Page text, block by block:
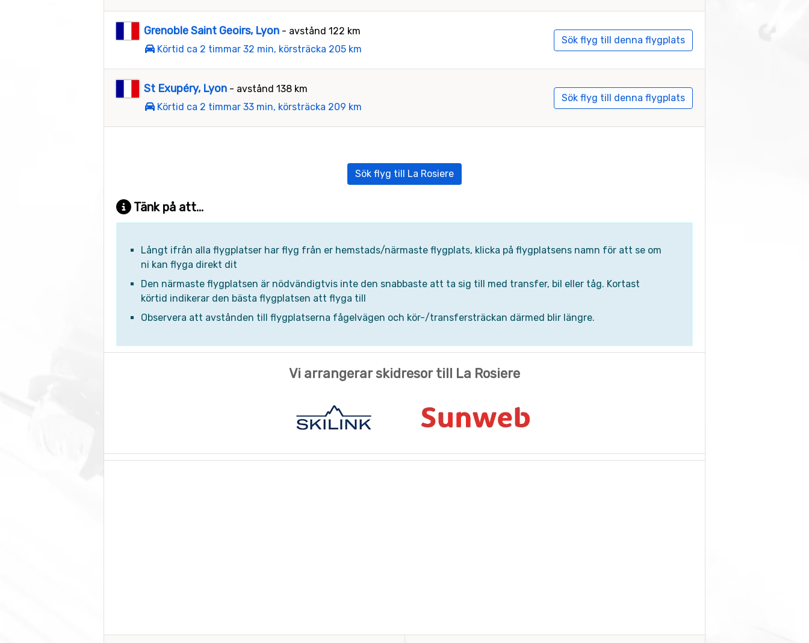
Sök flyg till denna flygplats
Grenoble Saint Geoirs, Lyon - avstånd 122 km
Körtid ca 2 timmar 32 min, körsträcka 205 km
Sök flyg till denna flygplats
St Exupéry, Lyon - avstånd 138 km
Körtid ca 2 timmar 33 min, körsträcka 209 km
Sök flyg till La Rosiere
Tänk på att...
Långt ifrån alla flygplatser har flyg från er hemstads/närmaste flygplats, klicka på flygplatsens namn för att se om
ni kan flyga direkt dit
Den närmaste flygplatsen är nödvändigtvis inte den snabbaste att ta sig till med transfer, bil eller tåg. Kortast
körtid indikerar den bästa flygplatsen att flyga till
Observera att avstånden till flygplatserna fågelvägen och kör-/transfersträckan därmed blir längre.
Vi arrangerar skidresor till La Rosiere